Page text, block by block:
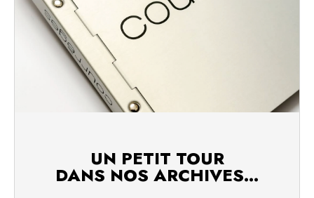
UN PETIT TOUR
DANS NOS ARCHIVES…